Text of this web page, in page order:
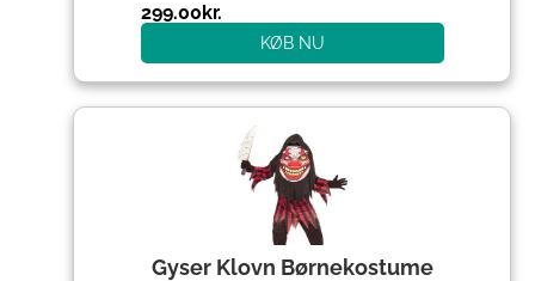
299.00kr.
KØB NU
Gyser Klovn Børnekostume